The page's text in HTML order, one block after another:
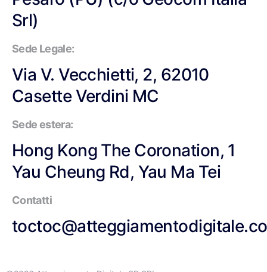
Srl)
Sede Legale:
Via V. Vecchietti, 2, 62010
Casette Verdini MC
Sede estera:
Hong Kong The Coronation, 1
Yau Cheung Rd, Yau Ma Tei
Contatti